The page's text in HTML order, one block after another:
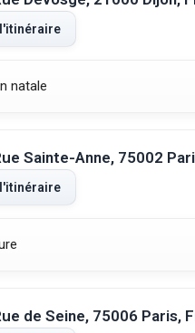
natale
Sainte-Anne, 75002
de Seine, 75006 Paris,